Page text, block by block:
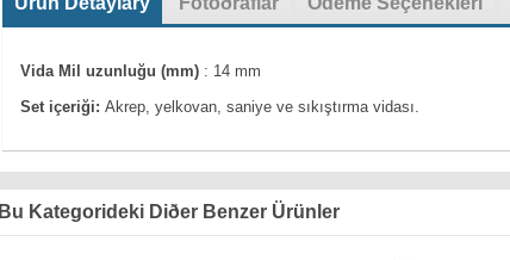
Vida Mil uzunluğu (mm): 14 mm
Set içeriği: Akrep, yelkovan, saniye ve sıkıştırma vidası
Bu Kategorideki Diðer Benzer Ürünler